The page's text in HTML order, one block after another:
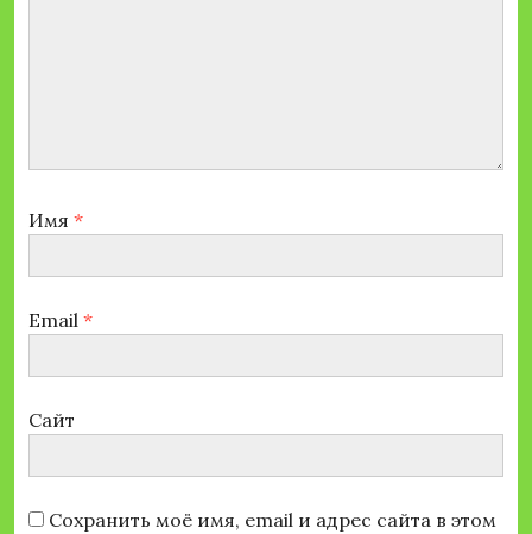
Имя *
Email *
Сайт
Сохранить моё имя, email и адрес сайта в этом